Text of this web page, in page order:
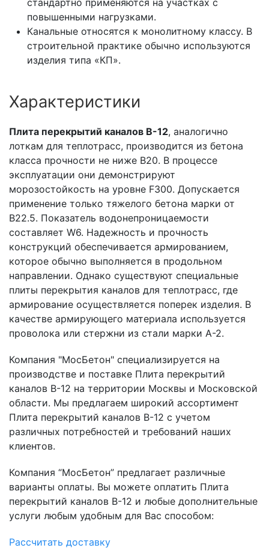
стандартно применяются на участках с
повышенными нагрузками.
Канальные относятся к монолитному классу. В
строительной практике обычно используются
изделия типа «КП».
Характеристики
Плита перекрытий каналов В-12, аналогично
лоткам для теплотрасс, производится из бетона
класса прочности не ниже В20. В процессе
эксплуатации они демонстрируют
морозостойкость на уровне F300. Допускается
применение только тяжелого бетона марки от
В22.5. Показатель водонепроницаемости
составляет W6. Надежность и прочность
конструкций обеспечивается армированием,
которое обычно выполняется в продольном
направлении. Однако существуют специальные
плиты перекрытия каналов для теплотрасс, где
армирование осуществляется поперек изделия. В
качестве армирующего материала используется
проволока или стержни из стали марки А-2.
Компания "МосБетон" специализируется на
производстве и поставке Плита перекрытий
каналов В-12 на территории Москвы и Московской
области. Мы предлагаем широкий ассортимент
Плита перекрытий каналов В-12 с учетом
различных потребностей и требований наших
клиентов.
Компания “МосБетон” предлагает различные
варианты оплаты. Вы можете оплатить Плита
перекрытий каналов В-12 и любые дополнительные
услуги любым удобным для Вас способом:
Рассчитать доставку